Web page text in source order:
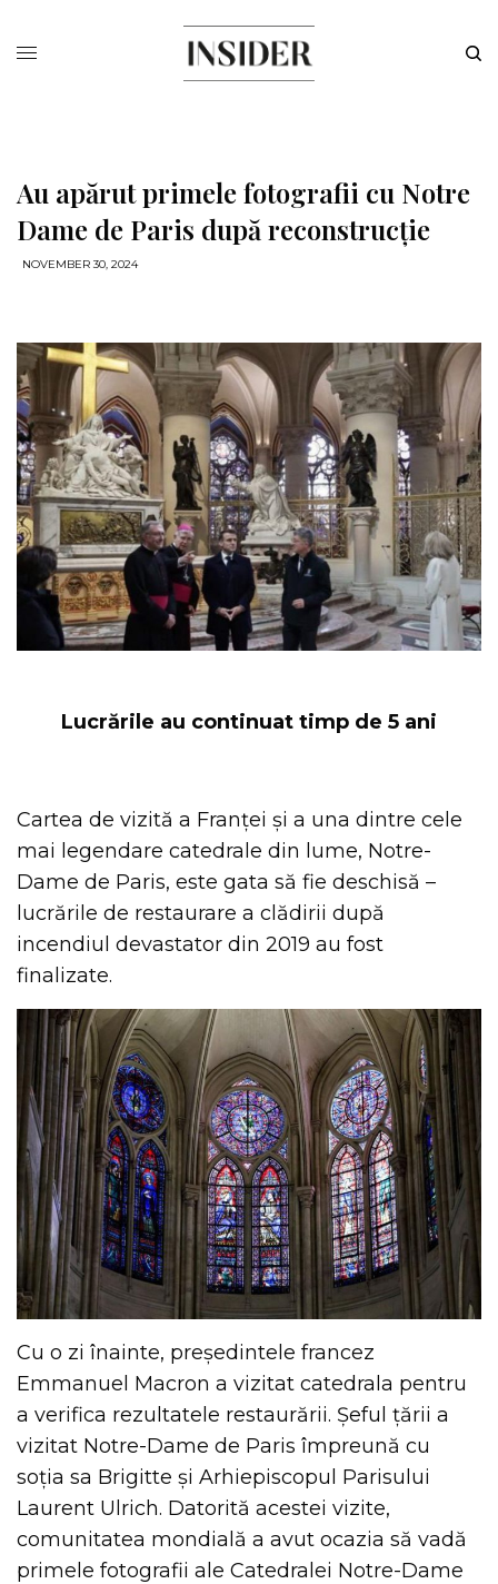
Au apărut primele fotografii cu Notre
Dame de Paris după reconstrucție
NOVEMBER 30, 2024
Lucrările au continuat timp de 5 ani
Cartea de vizită a Franței și a una dintre cele
mai legendare catedrale din lume, Notre-
Dame de Paris, este gata să fie deschisă –
lucrările de restaurare a clădirii după
incendiul devastator din 2019 au fost
finalizate.
Cu o zi înainte, președintele francez
Emmanuel Macron a vizitat catedrala pentru
a verifica rezultatele restaurării. Șeful țării a
vizitat Notre-Dame de Paris împreună cu
soția sa Brigitte și Arhiepiscopul Parisului
Laurent Ulrich. Datorită acestei vizite,
comunitatea mondială a avut ocazia să vadă
primele fotografii ale Catedralei Notre-Dame